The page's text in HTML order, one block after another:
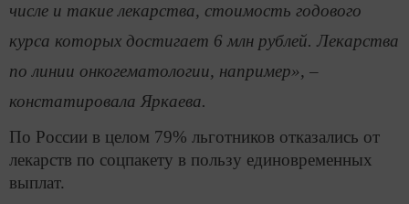
числе и такие лекарства, стоимость годового
курса которых достигает 6 млн рублей. Лекарства
по линии онкогематологии, например», –
констатировала Яркаева.
По России в целом 79% льготников отказались от
лекарств по соцпакету в пользу единовременных
выплат.